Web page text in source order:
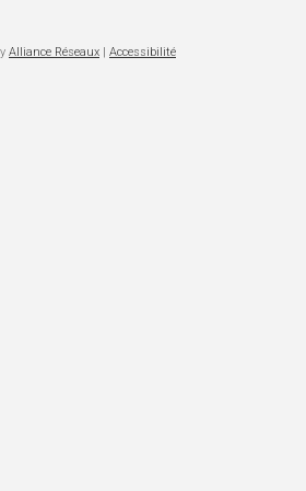
Alliance Réseaux | Accessibilité